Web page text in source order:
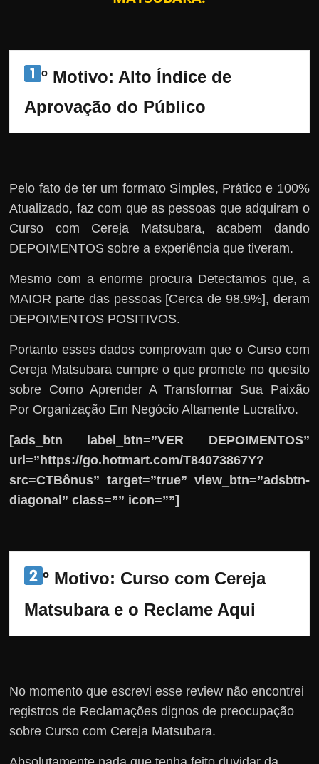
º Motivo: Alto Índice de
Aprovação do Público
Pelo fato de ter um formato Simples, Prático e 100%
Atualizado, faz com que as pessoas que adquiram o
Curso com Cereja Matsubara, acabem dando
DEPOIMENTOS sobre a experiência que tiveram.
Mesmo com a enorme procura Detectamos que, a
MAIOR parte das pessoas [Cerca de 98.9%], deram
DEPOIMENTOS POSITIVOS.
Portanto esses dados comprovam que o Curso com
Cereja Matsubara cumpre o que promete no quesito
sobre Como Aprender A Transformar Sua Paixão
Por Organização Em Negócio Altamente Lucrativo.
[ads_btn label_btn=”VER DEPOIMENTOS”
url=”https://go.hotmart.com/T84073867Y?
src=CTBônus” target=”true” view_btn=”adsbtn-
diagonal” class=”” icon=””]
º Motivo: Curso com Cereja
Matsubara e o Reclame Aqui
No momento que escrevi esse review não encontrei
registros de Reclamações dignos de preocupação
sobre Curso com Cereja Matsubara.